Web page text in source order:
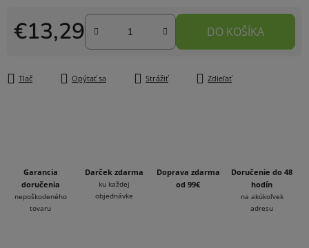
€13,29
Jednotková cena:
DO KOŠÍKA
Tlač Opýtať sa Strážiť Zdieľať
Garancia
doručenia
nepoškodeného
tovaru
Darček zdarma
ku každej
objednávke
Doprava zdarma
od 99€
Doručenie do 48
hodín
na akúkoľvek
adresu